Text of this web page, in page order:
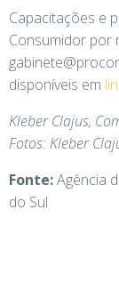
Capacitações e
Consumidor por
disponíveis em
Kleber Clajus,
Fotos: Kleber
Fonte:Agência
do Sul